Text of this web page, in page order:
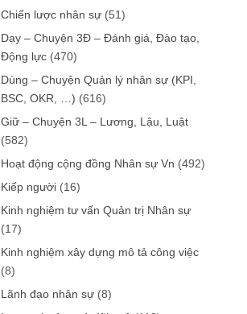
Chiến lược nhân sự (51)
Dạy – Chuyện 3Đ – Đánh giá, Đào tạo,
Động lực (470)
Dùng – Chuyện Quản lý nhân sự (KPI,
BSC, OKR, …) (616)
Giữ – Chuyện 3L – Lương, Lậu, Luật
(582)
Hoạt động cộng đồng Nhân sự Vn (492)
Kiếp người (16)
Kinh nghiệm tư vấn Quản trị Nhân sự
(17)
Kinh nghiệm xây dựng mô tả công việc
(8)
Lãnh đạo nhân sự (8)